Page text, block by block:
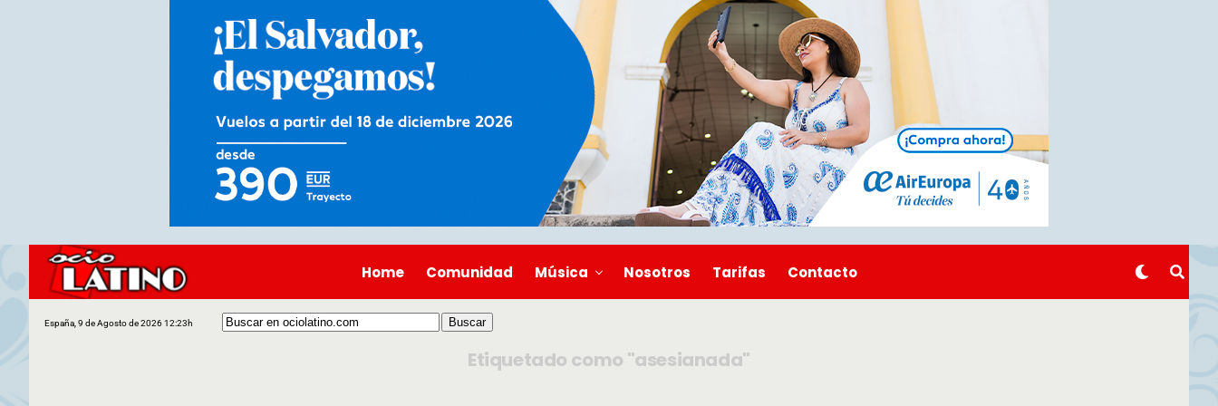
Home Comunidad Música Nosotros Tarifas Contacto
España, 9 de Agosto de 2026 12:23h
Etiquetado como "asesianada"